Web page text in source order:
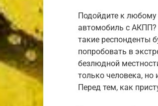
Подойдите к любому
автомобиль с АКПП?
такие респонденты
попробовать в
безлюдной
только человека, но
Перед тем, как